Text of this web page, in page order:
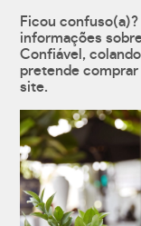
Ficou
informações
Confiável,
pretende
site.